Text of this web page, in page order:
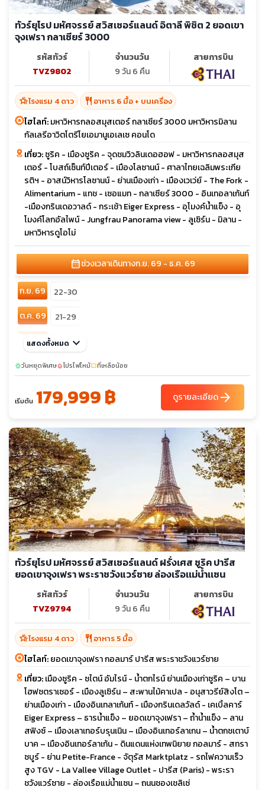
ทัวร์ยุโรป มหัศจรรย์ สวิสเซอร์แลนด์ อิตาลี พิชิต 2 ยอดเขา
จุงเฟรา กลาเซียร์ 3000
รหัสทัวร์
TVZ9802
จำนวนวัน
9 วัน 6 คืน
สายการบิน
hotel_classโรงแรม 4 ดาว restaurant อาหาร 6 มื้อ + บนเครื่อง
ไฮไลท์:มหาวิหารกลอสมุสเตอร์ กลาเซียร์ 3000 มหาวิหารมิลาน
กัลเลรีอาวิตโตรีโยเอมานูเอเลเซ คอนโด
เที่ยว:ซูริค - เมืองซูริค - จุดชมวิวลินเดอฮอฟ - มหาวิหารกลอสมุส
เตอร์ - โบสถ์เซ็นท์ปีเตอร์ - เมืองโลซานน์ - ศาลาไทยเฉลิมพระเกีย
รติฯ - อาสน์วิหารโลซานน์ - ย่านเมืองเก่า - เมืองเวเว่ย์ - The Fork -
Alimentarium - แทช - เซอแมท - กลาเซียร์ 3000 - อินเทอลาเก้นท์
-เมืองกรินเดอวาลด์ - กระเช้า Eiger Express - อุโมงค์น้ำแข็ง - อุ
โมงค์โลกอัลไพน์ - Jungfrau Panorama view - ลูเซิร์น - มิลาน -
มหาวิหารดูโอโม่
calendar_monthช่วงเวลาเดินทางก.ย. 69 - ธ.ค. 69
ก.ย. 69
22-30
ต.ค. 69
21-29
พ.ย. 69
29-07
แสดงทั้งหมด keyboard_arrow_down
sunnyวันหยุดพิเศษlocal_fire_departmentโปรไฟไหม้confirmation_numberที่เหลือน้อย
เริ่มต้น 179,999 ฿ ดูรายละเอียดarrow_forward
ทัวร์ยุโรป มหัศจรรย์ สวิสเซอร์แลนด์ ฝรั่งเศส ซูริค ปารีส
ยอดเขาจุงเฟรา พระราชวังแวร์ซาย ล่องเรือเเม่น้ำเเซน
รหัสทัวร์
TVZ9794
จำนวนวัน
9 วัน 6 คืน
สายการบิน
hotel_classโรงแรม 4 ดาว restaurant อาหาร 5 มื้อ
ไฮไลท์:ยอดเขาจุงเฟรา กอลมาร์ ปารีส พระราชวังแวร์ซาย
เที่ยว:เมืองซูริค - ซไตน์ อัมไรน์ - น้ำตกไรน์ ย่านเมืองเก่าซูริค – บาน
โฮฟซตราเซอร์ - เมืองลูเซิร์น – สะพานไม้คาเปล - อนุสาวรีย์สิงโต –
ย่านเมืองเก่า - เมืองอินเทลาเก้นท์ - เมืองกรินเดลวัลด์ - เคเบิ้ลคาร์
Eiger Express – ธารน้ำแข็ง – ยอดเขาจุงเฟรา – ถ้ำน้ำแข็ง – ลาน
สฟิงซ์ – เมืองเลาเทอร์บรุนเนิน – เมืองอินเทอร์ลาเกน – น้ำตกชเตาบ์
บาค – เมืองอินเทอร์ลาเก้น - ดินแดนแห่งเทพนิยาย กอลมาร์ - สทรา
ซบูร์ - ย่าน Petite-France - จัตุรัส Marktplatz - รถไฟความเร็ว
สูง TGV - La Vallee Village Outlet - ปารีส (Paris) - พระรา
ชวังแวร์ซาย - ล่องเรือแม่น้ำแซน – ถนนชองเชลิเซ่